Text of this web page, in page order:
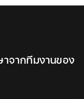
าจากทีมงานของ